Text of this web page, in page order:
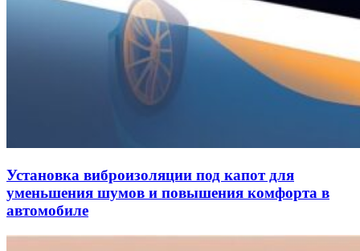
Установка виброизоляции под капот для
уменьшения шумов и повышения комфорта в
автомобиле